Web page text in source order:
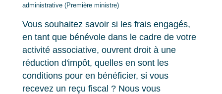
administrative (Première ministre)
Vous souhaitez savoir si les frais engagés,
en tant que bénévole dans le cadre de votre
activité associative, ouvrent droit à une
réduction d'impôt, quelles en sont les
conditions pour en bénéficier, si vous
recevez un reçu fiscal ? Nous vous